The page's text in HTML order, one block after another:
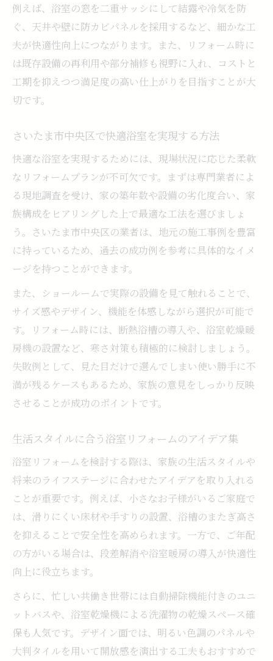
例えば、浴室の窓を二重サッシにして結露や冷気を防
ぐ、天井や壁に防カビパネルを採用するなど、細かな工
夫が快適性向上につながります。また、リフォーム時に
は既存設備の再利用や部分補修も視野に入れ、コストと
工期を抑えつつ満足度の高い仕上がりを目指すことが大
切です。
さいたま市中央区で快適浴室を実現する方法
快適な浴室を実現するためには、現場状況に応じた柔軟
なリフォームプランが不可欠です。まずは専門業者によ
る現地調査を受け、家の築年数や設備の劣化度合い、家
族構成をヒアリングした上で最適な工法を選びましょ
う。さいたま市中央区の業者は、地元の施工事例を豊富
に持っているため、過去の成功例を参考に具体的なイメ
ージを持つことができます。
また、ショールームで実際の設備を見て触れることで、
サイズ感やデザイン、機能を体感しながら選択が可能で
す。リフォーム時には、断熱浴槽の導入や、浴室乾燥暖
房機の設置など、寒さ対策も積極的に検討しましょう。
失敗例として、見た目だけで選んでしまい使い勝手に不
満が残るケースもあるため、家族の意見をしっかり反映
させることが成功のポイントです。
生活スタイルに合う浴室リフォームのアイデア集
浴室リフォームを検討する際は、家族の生活スタイルや
将来のライフステージに合わせたアイデアを取り入れる
ことが重要です。例えば、小さなお子様がいるご家庭で
は、滑りにくい床材や手すりの設置、浴槽のまたぎ高さ
を抑えることで安全性を高められます。一方で、ご年配
の方がいる場合は、段差解消や浴室暖房の導入が快適性
向上に役立ちます。
さらに、忙しい共働き世帯には自動掃除機能付きのユニ
ットバスや、浴室乾燥機による洗濯物の乾燥スペース確
保も人気です。デザイン面では、明るい色調のパネルや
大判タイルを用いて開放感を演出する工夫もおすすめで